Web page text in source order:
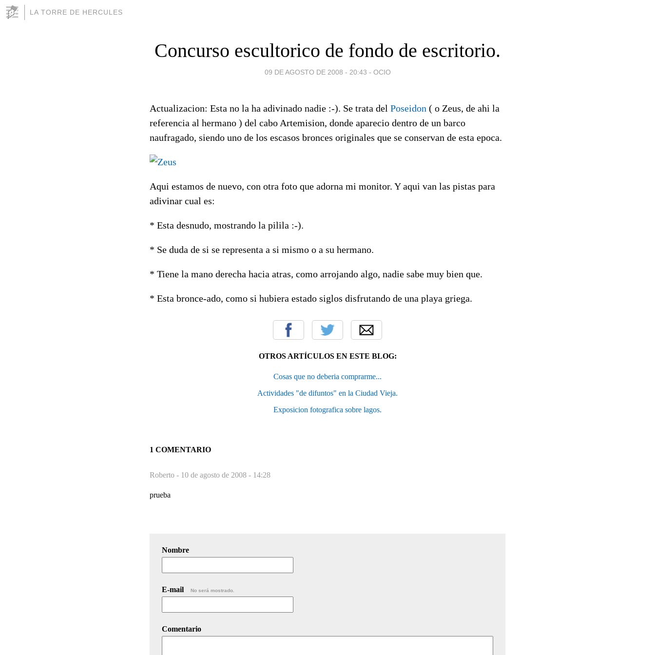
LA TORRE DE HERCULES
Concurso escultorico de fondo de escritorio.
09 DE AGOSTO DE 2008 - 20:43 - OCIO
Actualizacion: Esta no la ha adivinado nadie :-). Se trata del Poseidon ( o Zeus, de ahi la
referencia al hermano ) del cabo Artemision, donde aparecio dentro de un barco
naufragado, siendo uno de los escasos bronces originales que se conservan de esta epoca.
Aqui estamos de nuevo, con otra foto que adorna mi monitor. Y aqui van las pistas para
adivinar cual es:
* Esta desnudo, mostrando la pilila :-).
* Se duda de si se representa a si mismo o a su hermano.
* Tiene la mano derecha hacia atras, como arrojando algo, nadie sabe muy bien que.
* Esta bronce-ado, como si hubiera estado siglos disfrutando de una playa griega.
OTROS ARTÍCULOS EN ESTE BLOG:
Cosas que no deberia comprarme...
Actividades "de difuntos" en la Ciudad Vieja.
Exposicion fotografica sobre lagos.
1 COMENTARIO
Roberto - 10 de agosto de 2008 - 14:28
prueba
Nombre
E-mail No será mostrado.
Comentario